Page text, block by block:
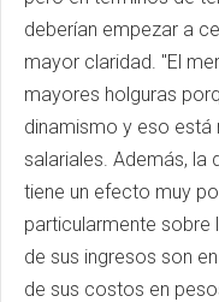
deberían empezar a
mayor claridad. "El
mayores holguras
dinamismo y eso está
salariales. Además, la
tiene un efecto muy
particularmente
de sus ingresos son
de sus costos en